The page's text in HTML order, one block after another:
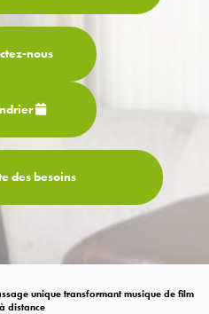
nous
des besoins
unique transformant musique de film
distance